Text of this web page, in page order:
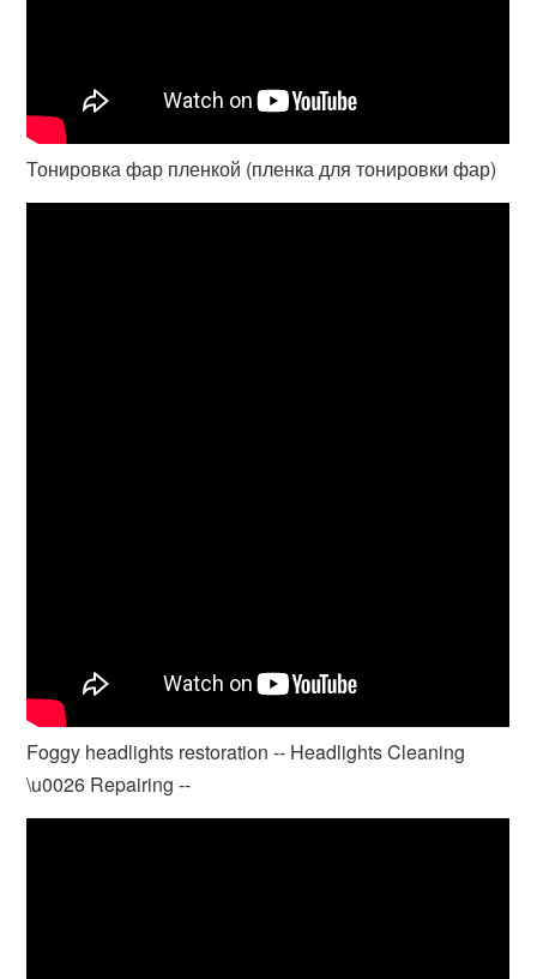
Тонировка фар пленкой (пленка для тонировки фар)
Foggy headlights restoration -- Headlights Cleaning
\u0026 Repairing --